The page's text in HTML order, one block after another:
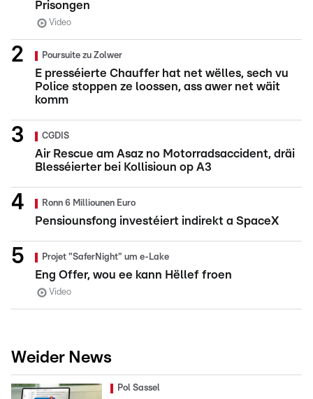
Prisongen
Video
Poursuite zu Zolwer
E presséierte Chauffer hat net wëlles, sech vu
Police stoppen ze loossen, ass awer net wäit
komm
CGDIS
Air Rescue am Asaz no Motorradsaccident, dräi
Blesséierter bei Kollisioun op A3
Ronn 6 Milliounen Euro
Pensiounsfong investéiert indirekt a SpaceX
Projet "SaferNight" um e-Lake
Eng Offer, wou ee kann Hëllef froen
Video
Weider News
Pol Sassel